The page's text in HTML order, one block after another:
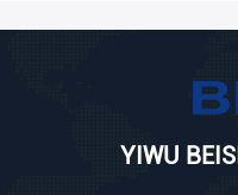
YIWU